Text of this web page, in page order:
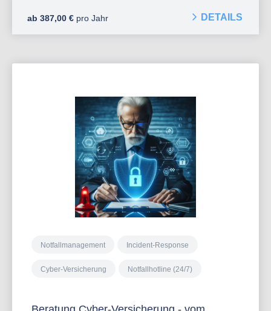
ab 387,00 € pro Jahr DETAILS
Notfallmanagement Incident-Response
Cyber-Versicherung Notfallhotline (24/7)